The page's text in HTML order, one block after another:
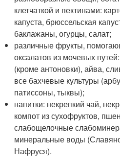
клетчаткой и пектинами:
капуста, брюссельская
баклажаны, огурцы, салат;
различные фрукты,
оксалатов из мочевых
(кроме антоновки), айва,
все бахчевые культуры
патиссоны, тыквы);
напитки: некрепкий чай,
компот из сухофруктов,
слабощелочные
минеральные воды
Нафруся).